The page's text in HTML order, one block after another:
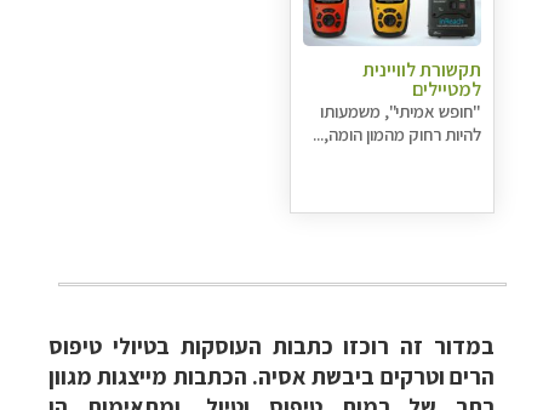
תקשורת לוויינית
למטיילים
"חופש אמיתי", משמעותו
להיות רחוק מהמון הומה,...
במדור זה רוכזו כתבות העוסקות בטיולי טיפוס
הרים וטרקים ביבשת אסיה. הכתבות מייצגות מגוון